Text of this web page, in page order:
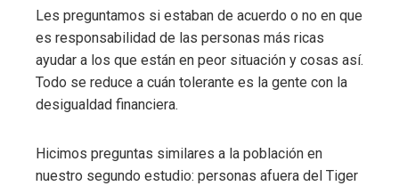
Les preguntamos si estaban de acuerdo o no en que
es responsabilidad de las personas más ricas
ayudar a los que están en peor situación y cosas así.
Todo se reduce a cuán tolerante es la gente con la
desigualdad financiera.
Hicimos preguntas similares a la población en
nuestro segundo estudio: personas afuera del Tiger